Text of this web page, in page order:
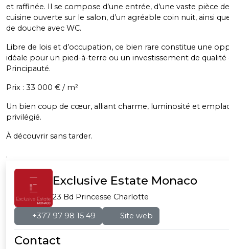
et raffinée. Il se compose d’une entrée, d’une vaste pièce
cuisine ouverte sur le salon, d’un agréable coin nuit, ainsi
de douche avec WC.
Libre de lois et d’occupation, ce bien rare constitue une
idéale pour un pied-à-terre ou un investissement de qualité
Principauté.
Prix : 33 000 € / m²
Un bien coup de cœur, alliant charme, luminosité et
privilégié.
À découvrir sans tarder.
.
Exclusive Estate Monaco
23 Bd Princesse Charlotte
+377 97 98 15 49 Site web
Contact